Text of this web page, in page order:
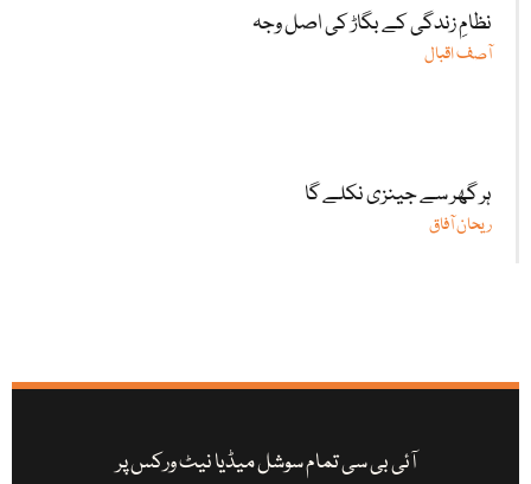
نظامِ زندگی کے بگاڑ کی اصل وجہ
آصف اقبال
ہر گھر سے جینزی نکلے گا
ریحان آفاق
آئی بی سی تمام سوشل میڈیا نیٹ ورکس پر